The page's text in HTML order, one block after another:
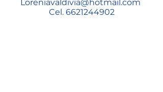
Loreniavaldivia@hotmail.com
Cel. 6621244902